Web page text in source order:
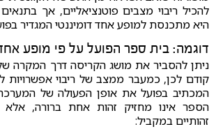
להכיל ריבוי מצבים פוטנציאליים, אך
היא מתכנסת למופע אחד דומיננטי המגדיר
דוגמה: בית ספר הפועל על פי מופע
ניתן להסביר את מושג הקריסה דרך המקרה
קודם לכן, כמעבר ממצב של ריבוי
המכתיב בפועל את אופן הפעולה של
הספר אינו מחזיק זהות אחת ברורה, אלא
זהותיים במקביל: